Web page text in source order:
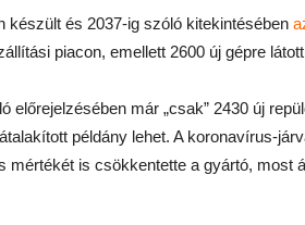
készült és 2037-ig szóló kitekintésében
piacon, emellett 2600 új gépre
előrejelzésében már „csak” 2430 új
példány lehet. A koronavírus-
mértékét is csökkentette a gyártó, most